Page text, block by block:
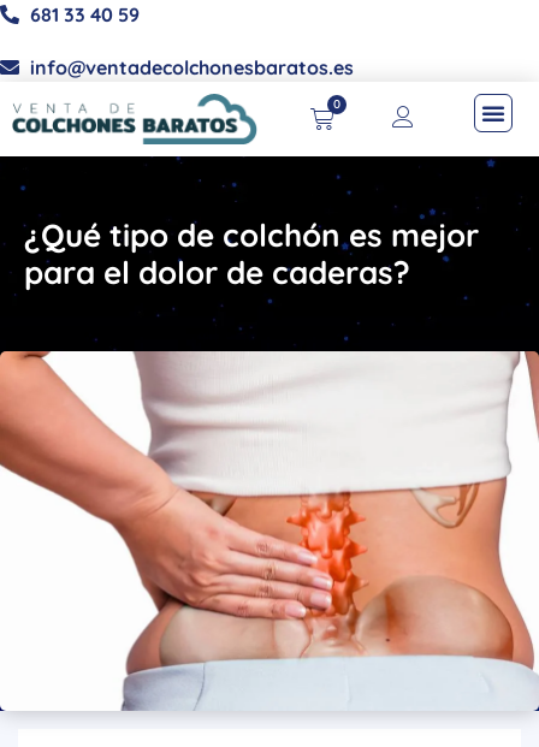
681 33 40 59
info@ventadecolchonesbaratos.es
0
¿Qué tipo de colchón es mejor
para el dolor de caderas?